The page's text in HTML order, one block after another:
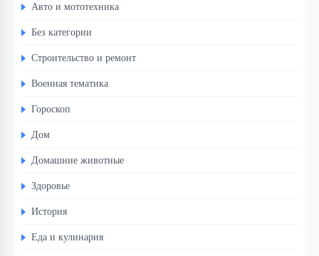
Авто и мототехника
Без категории
Строительство и ремонт
Военная тематика
Гороскоп
Дом
Домашние животные
Здоровье
История
Еда и кулинария